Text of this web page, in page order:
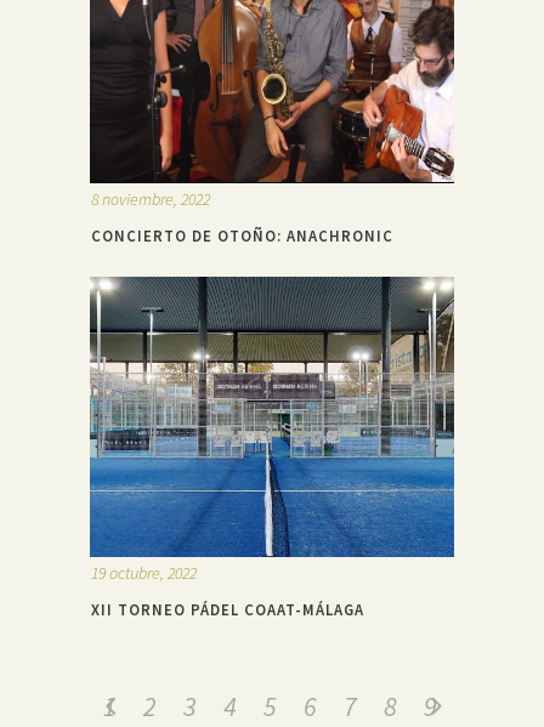
8 noviembre, 2022
CONCIERTO DE OTOÑO: ANACHRONIC
19 octubre, 2022
XII TORNEO PÁDEL COAAT-MÁLAGA
1 2 3 4 5 6 7 8
9